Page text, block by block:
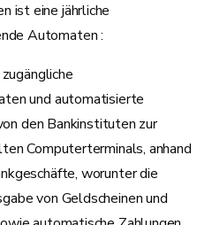
ist eine jährliche
Automaten :
und automatisierte
den Bankinstituten zur
Computerterminals, anhand
worunter die
von Geldscheinen und